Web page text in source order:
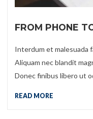
FROM PHONE
Interdum et malesuada
Aliquam nec blandit
Donec finibus libero ut
READ MORE